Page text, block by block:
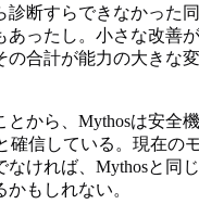
診断すらできなかった
あったし。小さな改善
の合計が能力の大きな
から、Mythosは安全
確信している。現在の
ければ、Mythosと同
もしれない。